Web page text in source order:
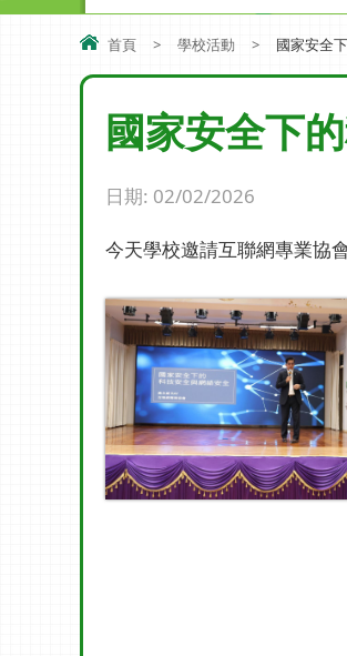
首頁 > 學校活動 > 國家安全
國家安全下
日期: 02/02/2026
今天學校邀請互聯網專業協